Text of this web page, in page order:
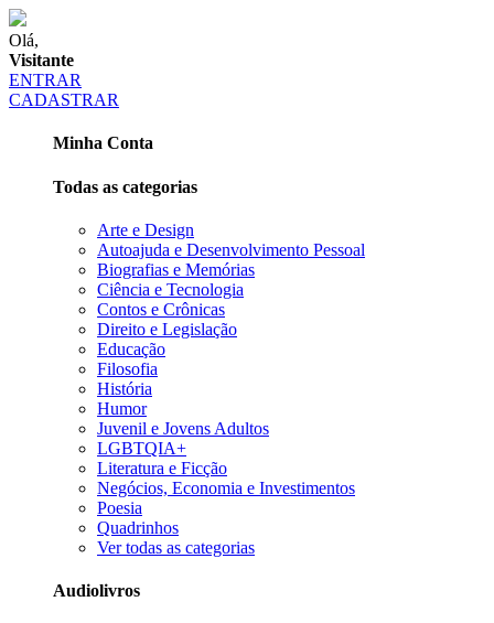
Olá,
Visitante
ENTRAR
CADASTRAR
Minha Conta
Todas as categorias
Arte e Design
Autoajuda e Desenvolvimento Pessoal
Biografias e Memórias
Ciência e Tecnologia
Contos e Crônicas
Direito e Legislação
Educação
Filosofia
História
Humor
Juvenil e Jovens Adultos
LGBTQIA+
Literatura e Ficção
Negócios, Economia e Investimentos
Poesia
Quadrinhos
Ver todas as categorias
Audiolivros